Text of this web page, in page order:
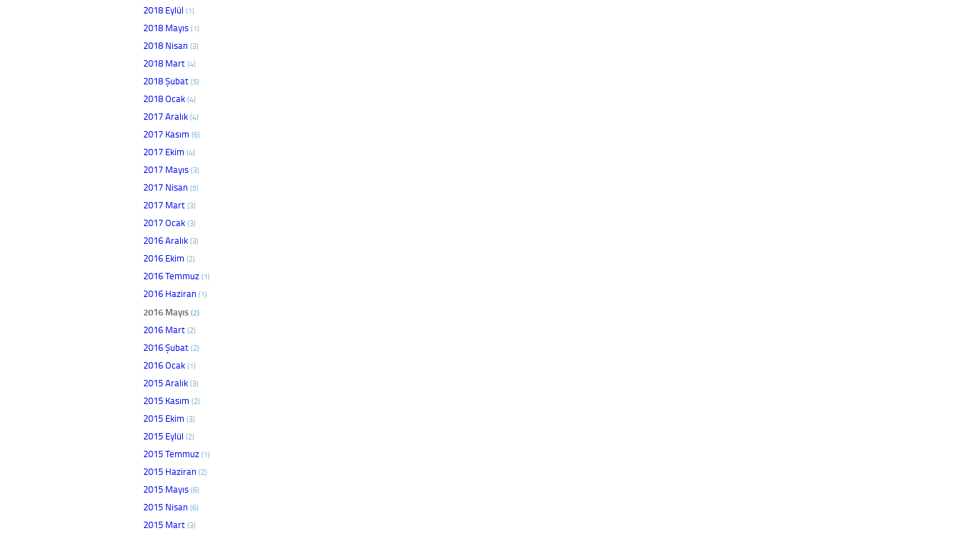
2018 Eylül (1)
2018 Mayıs (1)
2018 Nisan (3)
2018 Mart (4)
2018 Şubat (5)
2018 Ocak (4)
2017 Aralık (4)
2017 Kasım (6)
2017 Ekim (4)
2017 Mayıs (3)
2017 Nisan (5)
2017 Mart (3)
2017 Ocak (3)
2016 Aralık (3)
2016 Ekim (2)
2016 Temmuz (1)
2016 Haziran (1)
2016 Mayıs (2)
2016 Mart (2)
2016 Şubat (2)
2016 Ocak (1)
2015 Aralık (3)
2015 Kasım (2)
2015 Ekim (3)
2015 Eylül (2)
2015 Temmuz (1)
2015 Haziran (2)
2015 Mayıs (6)
2015 Nisan (6)
2015 Mart (3)